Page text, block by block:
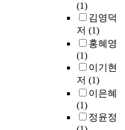
(1)
김영덕
저 (1)
홍혜영
(1)
이기현
저 (1)
이은혜
(1)
정윤정